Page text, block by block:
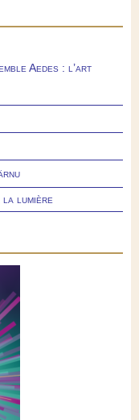
Aedes : l’art
la lumière